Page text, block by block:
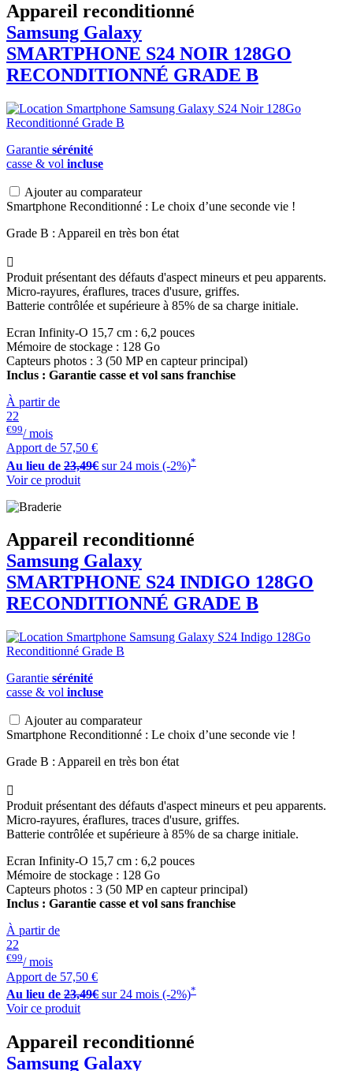
Appareil reconditionné
Samsung Galaxy
SMARTPHONE S24 NOIR 128GO
RECONDITIONNÉ GRADE B
Garantie sérénité
casse & vol incluse
Ajouter au comparateur
Smartphone Reconditionné : Le choix d’une seconde vie !
Grade B : Appareil en très bon état

Produit présentant des défauts d'aspect mineurs et peu apparents.
Micro-rayures, éraflures, traces d'usure, griffes.
Batterie contrôlée et supérieure à 85% de sa charge initiale.
Ecran Infinity-O 15,7 cm : 6,2 pouces
Mémoire de stockage : 128 Go
Capteurs photos : 3 (50 MP en capteur principal)
Inclus : Garantie casse et vol sans franchise
À partir de
22
€99/ mois
Apport de 57,50 €
Au lieu de 23,49€ sur 24 mois (-2%)*
Voir ce produit
Appareil reconditionné
Samsung Galaxy
SMARTPHONE S24 INDIGO 128GO
RECONDITIONNÉ GRADE B
Garantie sérénité
casse & vol incluse
Ajouter au comparateur
Smartphone Reconditionné : Le choix d’une seconde vie !
Grade B : Appareil en très bon état

Produit présentant des défauts d'aspect mineurs et peu apparents.
Micro-rayures, éraflures, traces d'usure, griffes.
Batterie contrôlée et supérieure à 85% de sa charge initiale.
Ecran Infinity-O 15,7 cm : 6,2 pouces
Mémoire de stockage : 128 Go
Capteurs photos : 3 (50 MP en capteur principal)
Inclus : Garantie casse et vol sans franchise
À partir de
22
€99/ mois
Apport de 57,50 €
Au lieu de 23,49€ sur 24 mois (-2%)*
Voir ce produit
Appareil reconditionné
Samsung Galaxy